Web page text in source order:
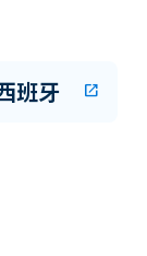
班牙 open_in_new